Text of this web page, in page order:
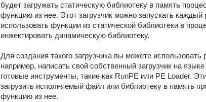
будет загружать статическую библиотеку в память
функцию из нее. Этот загрузчик можно запускать каждый
использовать функции из статической библиотеки в
инжектировать динамическую библиотеку.
Для создания такого загрузчика вы можете
например, написать свой собственный загрузчик на
готовые инструменты, такие как RunPE или PE Loader.
загрузить исполняемый файл или библиотеку в память
функцию из нее.